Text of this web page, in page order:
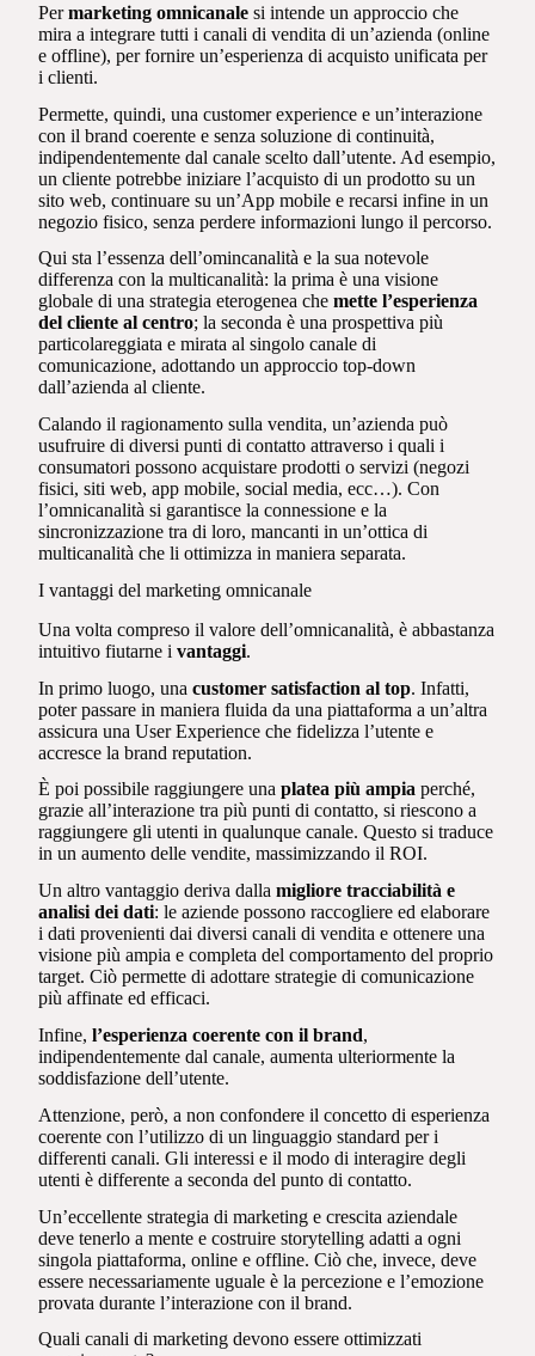
Permarketing omnicanale si intende un approccio che
mira a integrare tutti i canali di vendita di un’azienda (online
e offline), per fornire un’esperienza di acquisto unificata per
i clienti.
Permette, quindi, una customer experience e un’interazione
con il brand coerente e senza soluzione di continuità,
indipendentemente dal canale scelto dall’utente. Ad esempio,
un cliente potrebbe iniziare l’acquisto di un prodotto su un
sito web, continuare su un’App mobile e recarsi infine in un
negozio fisico, senza perdere informazioni lungo il percorso.
Qui sta l’essenza dell’omincanalità e la sua notevole
differenza con la multicanalità: la prima è una visione
globale di una strategia eterogenea chemette l’esperienza
del cliente al centro; la seconda è una prospettiva più
particolareggiata e mirata al singolo canale di
comunicazione, adottando un approccio top-down
dall’azienda al cliente.
Calando il ragionamento sulla vendita, un’azienda può
usufruire di diversi punti di contatto attraverso i quali i
consumatori possono acquistare prodotti o servizi (negozi
fisici, siti web, app mobile, social media, ecc…). Con
l’omnicanalità si garantisce la connessione e la
sincronizzazione tra di loro, mancanti in un’ottica di
multicanalità che li ottimizza in maniera separata.
I vantaggi del marketing omnicanale
Una volta compreso il valore dell’omnicanalità, è abbastanza
intuitivo fiutarne ivantaggi.
In primo luogo, una customer satisfaction al top. Infatti,
poter passare in maniera fluida da una piattaforma a un’altra
assicura una User Experience che fidelizza l’utente e
accresce la brand reputation.
È poi possibile raggiungere una platea più ampia perché,
grazie all’interazione tra più punti di contatto, si riescono a
raggiungere gli utenti in qualunque canale. Questo si traduce
in un aumento delle vendite, massimizzando il ROI.
Un altro vantaggio deriva dallamigliore tracciabilità e
analisi dei dati: le aziende possono raccogliere ed elaborare
i dati provenienti dai diversi canali di vendita e ottenere una
visione più ampia e completa del comportamento del proprio
target. Ciò permette di adottare strategie di comunicazione
più affinate ed efficaci.
Infine,l’esperienza coerente con il brand,
indipendentemente dal canale, aumenta ulteriormente la
soddisfazione dell’utente.
Attenzione, però, a non confondere il concetto di esperienza
coerente con l’utilizzo di un linguaggio standard per i
differenti canali. Gli interessi e il modo di interagire degli
utenti è differente a seconda del punto di contatto.
Un’eccellente strategia di marketing e crescita aziendale
deve tenerlo a mente e costruire storytelling adatti a ogni
singola piattaforma, online e offline. Ciò che, invece, deve
essere necessariamente uguale è la percezione e l’emozione
provata durante l’interazione con il brand.
Quali canali di marketing devono essere ottimizzati